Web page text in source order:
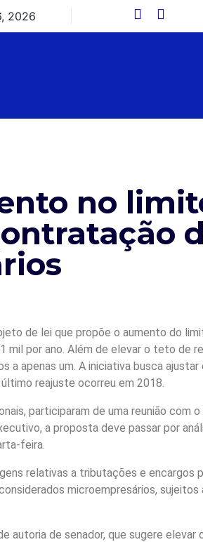
2026
no
de lei que propõe o aumento do
mil por ano. Além de elevar o teto de
apenas um. A iniciativa busca ajustar
reajuste ocorreu em 2018.
participaram de uma reunião com
a proposta deve passar por
feira.
relativas a tributações e encargos
microempresários, sujeitos
de senador, que sugere elevar